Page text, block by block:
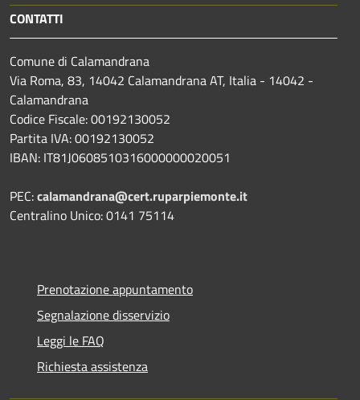
CONTATTI
Comune di Calamandrana
Via Roma, 83, 14042 Calamandrana AT, Italia - 14042 -
Calamandrana
Codice Fiscale: 00192130052
Partita IVA: 00192130052
IBAN: IT81J0608510316000000020051
PEC:calamandrana@cert.ruparpiemonte.it
Centralino Unico: 0141 75114
Prenotazione appuntamento
Segnalazione disservizio
Leggi le FAQ
Richiesta assistenza